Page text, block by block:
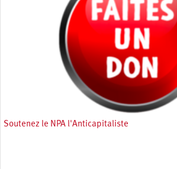
Soutenez le NPA l'Anticapitaliste